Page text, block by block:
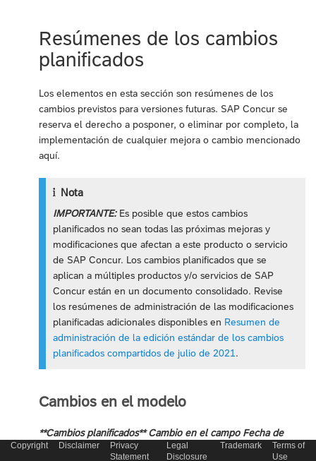
Resúmenes de los cambios
planificados
Los elementos en esta sección son resúmenes de los
cambios previstos para versiones futuras. SAP Concur se
reserva el derecho a posponer, o eliminar por completo, la
implementación de cualquier mejora o cambio mencionado
aquí.
Nota
IMPORTANTE:Es posible que estos cambios
planificados no sean todas las próximas mejoras y
modificaciones que afectan a este producto o servicio
de SAP Concur. Los cambios planificados que se
aplican a múltiples productos y/o servicios de SAP
Concur están en un documento consolidado. Revise
los resúmenes de administración de las modificaciones
planificadas adicionales disponibles en Resumen de
administración de la edición estándar de los cambios
planificados compartidos de julio de 2021.
Cambios en el modelo
**Cambios planificados** Cambio en el campo Fecha de
pago
Copyright Disclaimer
Privacy
Statement
Legal
Disclosure
Trademark
Terms of
Use